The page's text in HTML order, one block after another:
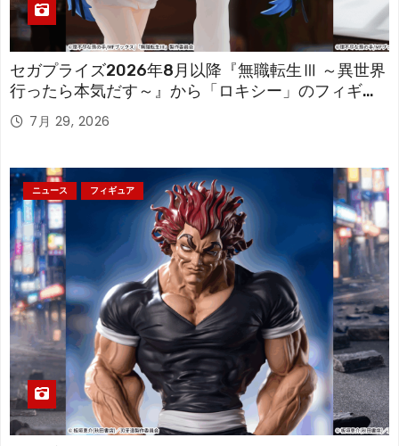
セガプライズ2026年8月以降『無職転生Ⅲ ～異世界
行ったら本気だす～』から「ロキシー」のフィギュ
アが登場！
7月 29, 2026
ニュース フィギュア